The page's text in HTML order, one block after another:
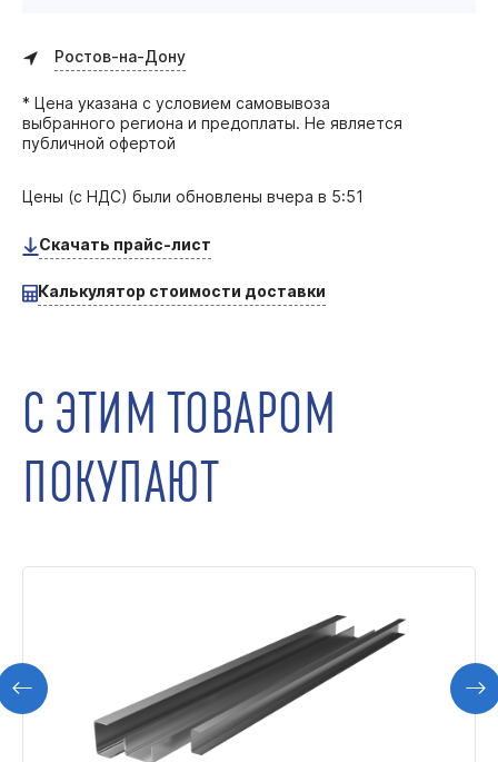
Ростов-на-Дону
* Цена указана с условием самовывоза
выбранного региона и предоплаты. Не является
публичной офертой
Цены (с НДС) были обновлены вчера в 5:51
Скачать прайс-лист
Калькулятор стоимости доставки
С ЭТИМ ТОВАРОМ
ПОКУПАЮТ